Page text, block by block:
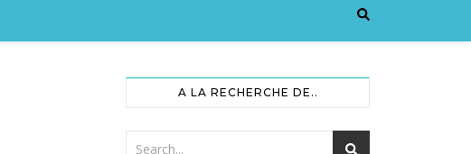
A LA RECHERCHE DE..